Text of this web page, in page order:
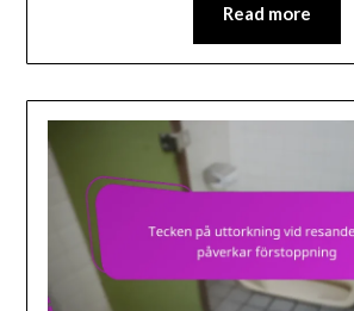
Read more